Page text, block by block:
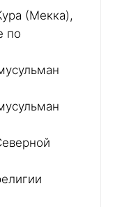
(Мекка),
по